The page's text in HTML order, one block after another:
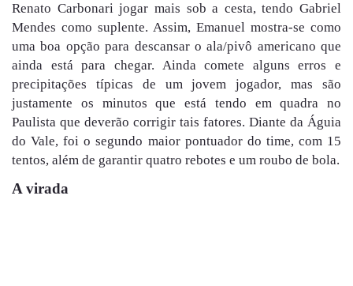
Renato Carbonari jogar mais sob a cesta, tendo Gabriel
Mendes como suplente. Assim, Emanuel mostra-se como
uma boa opção para descansar o ala/pivô americano que
ainda está para chegar. Ainda comete alguns erros e
precipitações típicas de um jovem jogador, mas são
justamente os minutos que está tendo em quadra no
Paulista que deverão corrigir tais fatores. Diante da Águia
do Vale, foi o segundo maior pontuador do time, com 15
tentos, além de garantir quatro rebotes e um roubo de bola.
A virada